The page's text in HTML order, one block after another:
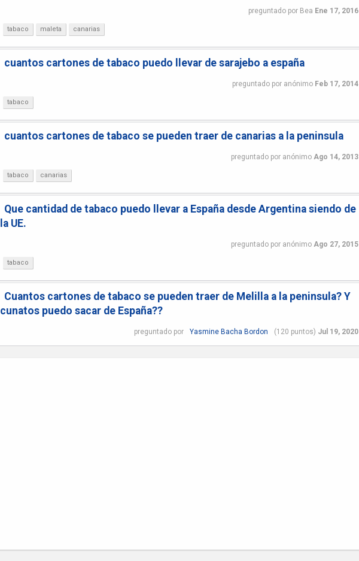
preguntado por Bea Ene 17, 2016
tabaco maleta canarias
cuantos cartones de tabaco puedo llevar de sarajebo a españa
preguntado por anónimo Feb 17, 2014
tabaco
cuantos cartones de tabaco se pueden traer de canarias a la peninsula
preguntado por anónimo Ago 14, 2013
tabaco canarias
Que cantidad de tabaco puedo llevar a España desde Argentina siendo de
la UE.
preguntado por anónimo Ago 27, 2015
tabaco
Cuantos cartones de tabaco se pueden traer de Melilla a la peninsula? Y
cunatos puedo sacar de España??
preguntado por Yasmine Bacha Bordon (120 puntos) Jul 19, 2020